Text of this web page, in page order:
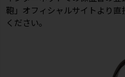
鞄」オフィシャルサイトより直
ください。